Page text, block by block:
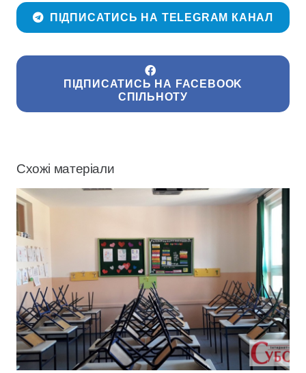
ПІДПИСАТИСЬ НА TELEGRAM КАНАЛ
ПІДПИСАТИСЬ НА FACEBOOK
СПІЛЬНОТУ
Схожі матеріали